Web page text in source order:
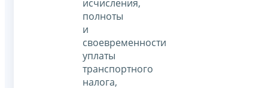
исчисления,
полноты
и
своевременности
уплаты
транспортного
налога,